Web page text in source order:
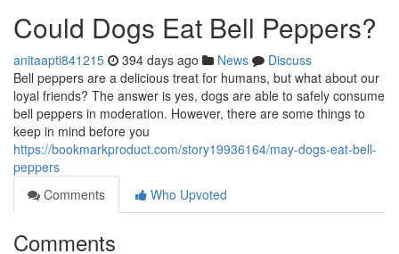
Could Dogs Eat Bell Peppers?
anitaapti841215 394 days ago News
Discuss
Bell peppers are a delicious treat for humans, but what about our
loyal friends? The answer is yes, dogs are able to safely consume
bell peppers in moderation. However, there are some things to
keep in mind before you
https://bookmarkproduct.com/story19936164/may-dogs-eat-bell-
peppers
Comments
Who Upvoted
Comments